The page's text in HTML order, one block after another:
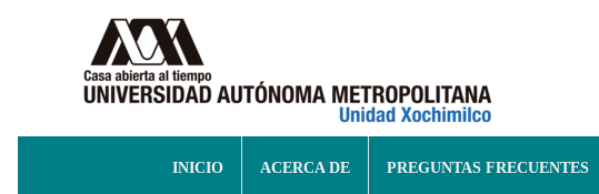
INICIO ACERCA DE PREGUNTAS FRECUENTES